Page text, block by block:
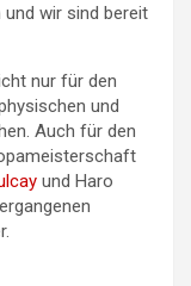
und wir sind bereit
nur für den
und
Auch für den
und Haro